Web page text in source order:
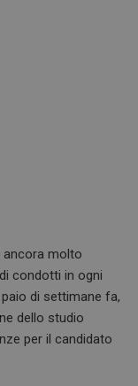
ancora molto
condotti in ogni
di settimane fa,
dello studio
per il candidato